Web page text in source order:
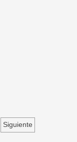
Siguiente